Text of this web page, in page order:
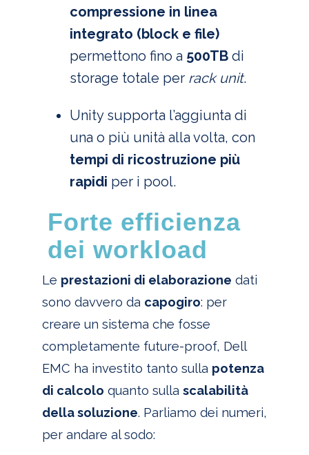
compressione in linea
integrato (block e file)
permettono fino a 500TBdi
storage totale per rack unit.
Unity supporta l’aggiunta di
una o più unità alla volta, con
tempi di ricostruzione più
rapidi per i pool.
Forte efficienza
dei workload
Le prestazioni di elaborazione dati
sono davvero da capogiro: per
creare un sistema che fosse
completamente future-proof, Dell
EMC ha investito tanto sulla potenza
di calcolo quanto sulla scalabilità
della soluzione. Parliamo dei numeri,
per andare al sodo: